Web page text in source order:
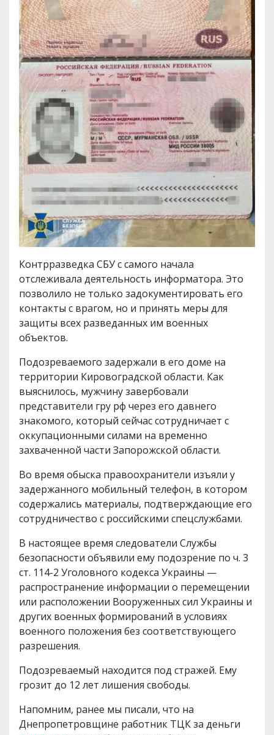
Контрразведка СБУ с самого начала
отслеживала деятельность информатора. Это
позволило не только задокументировать его
контакты с врагом, но и принять меры для
защиты всех разведанных им военных
объектов.
Подозреваемого задержали в его доме на
территории Кировоградской области. Как
выяснилось, мужчину завербовали
представители гру рф через его давнего
знакомого, который сейчас сотрудничает с
оккупационными силами на временно
захваченной части Запорожской области.
Во время обыска правоохранители изъяли у
задержанного мобильный телефон, в котором
содержались материалы, подтверждающие его
сотрудничество с российскими спецслужбами.
В настоящее время следователи Службы
безопасности объявили ему подозрение по ч. 3
ст. 114-2 Уголовного кодекса Украины —
распространение информации о перемещении
или расположении Вооруженных сил Украины и
других военных формирований в условиях
военного положения без соответствующего
разрешения.
Подозреваемый находится под стражей. Ему
грозит до 12 лет лишения свободы.
Напомним, ранее мы писали, что на
Днепропетровщине работник ТЦК за деньги